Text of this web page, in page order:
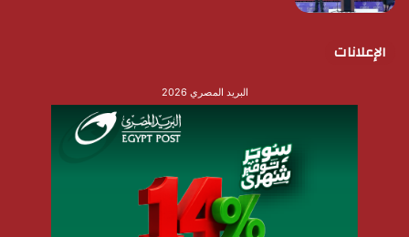
الإعلانات
البريد المصري 2026